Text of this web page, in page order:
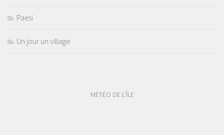
Paesi
Un jour un village
MÉTÉO DE L'ÎLE